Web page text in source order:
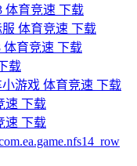
体育竞速 下载
体育竞速 下载
体育竞速 下载
载
游戏 体育竞速 下载
速 下载
速 下载